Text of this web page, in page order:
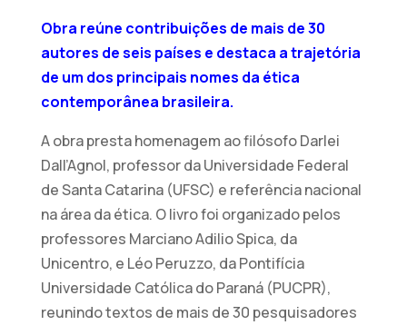
Obra reúne contribuições de mais de 30
autores de seis países e destaca a trajetória
de um dos principais nomes da ética
contemporânea brasileira.
A obra presta homenagem ao filósofo Darlei
Dall’Agnol, professor da Universidade Federal
de Santa Catarina (UFSC) e referência nacional
na área da ética. O livro foi organizado pelos
professores Marciano Adilio Spica, da
Unicentro, e Léo Peruzzo, da Pontifícia
Universidade Católica do Paraná (PUCPR),
reunindo textos de mais de 30 pesquisadores